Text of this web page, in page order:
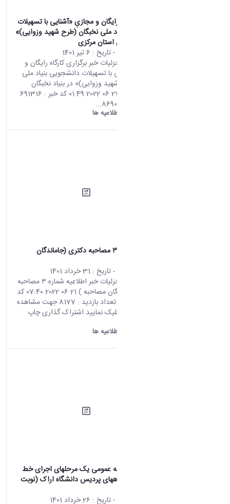
برگزاری کارگاه رایگان و مجازیِ «آشنایی با تسهیلات
دانشجویی بنیاد ملی نخبگان (طرح شهید وزوایی)»
در بنیاد نخبگان استان مرکزی
- تاریخ : 6 تیر 1401
صفحه اصلی جزئیات خبر برگزاری کارگاه رایگان و
مجازیِ «آشنایی با تسهیلات دانشجویی بنیاد ملی
نخبگان (طرح شهید وزوایی)» در بنیاد نخبگان
استان مرکزی 27 06 2022 01:49 کد خبر : 691316
اطلاعیه ها
اطلاعیه شماره ۳ مصاحبه دکتری (جاماندگان
- تاریخ : 31 خرداد 1401
صفحه اصلی جزئیات خبر اطلاعیه شماره ۳ مصاحبه
دکتری (جاماندگان مصاحبه ) 21 06 2022 07:40 کد
خبر : 692465 تعداد بازدید : 8177 جهت مشاهده
اطلاعیه اینجا کلیک نمایید اشتراک گذاری چاپ
اطلاعیه ها
فراخوان مناقصه عمومی یک مرحلهای اجرای خط
فاضلاب خوابگاههای پردیس دانشگاه اراک (نوبت
- تاریخ : 26 خرداد 1401